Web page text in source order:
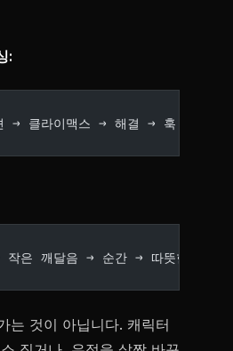
:
→ 클라이맥스 → 해결 → 훅
은 깨달음 → 순간 → 따뜻한 느낌
는 것이 아닙니다. 캐릭터